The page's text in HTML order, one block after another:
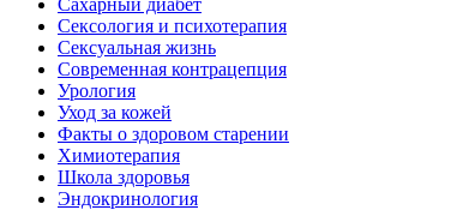
Сахарный диабет
Сексология и психотерапия
Сексуальная жизнь
Современная контрацепция
Урология
Уход за кожей
Факты о здоровом старении
Химиoтерапия
Школа здоровья
Эндокринология